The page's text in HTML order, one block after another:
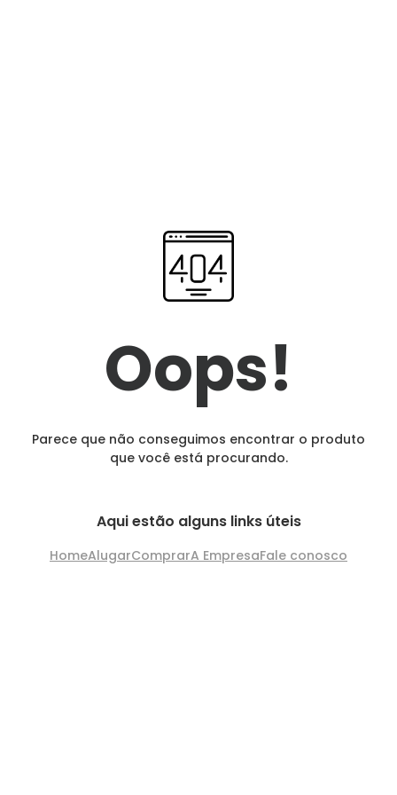
Oops!
Parece que não conseguimos encontrar o produto
que você está procurando.
Aqui estão alguns links úteis
HomeAlugarComprarA EmpresaFale conosco